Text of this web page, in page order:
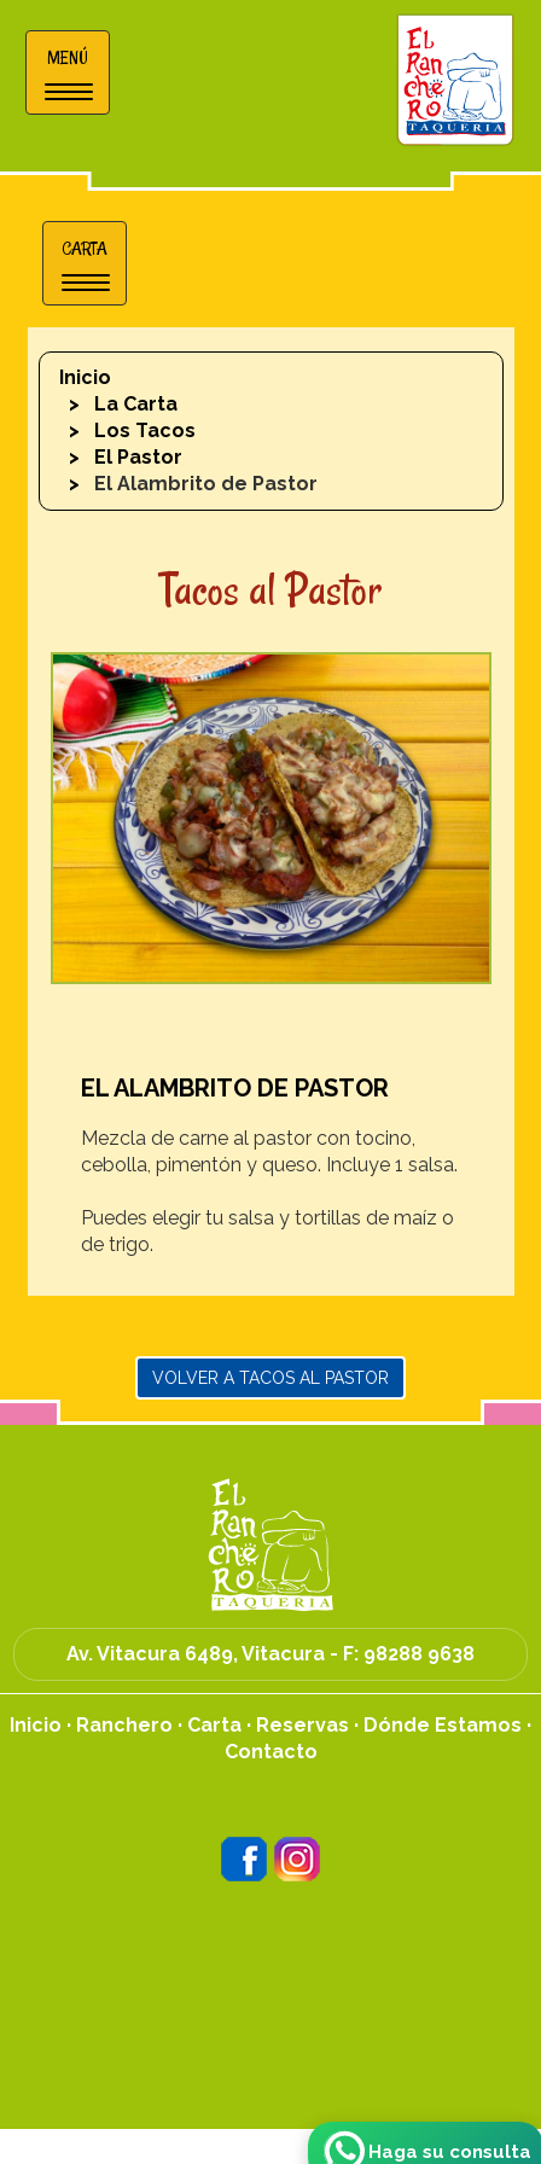
Toggle
navigation
MENÚ
Toggle
navigation
CARTA
Inicio
La Carta
Los Tacos
El Pastor
El Alambrito de Pastor
Tacos al Pastor
EL ALAMBRITO DE PASTOR
Mezcla de carne al pastor con tocino,
cebolla, pimentón y queso. Incluye 1 salsa.
Puedes elegir tu salsa y tortillas de maíz o
de trigo.
VOLVER A TACOS AL PASTOR
Haga su consulta
Av. Vitacura 6489, Vitacura - F: 98288 9638
Inicio · Ranchero · Carta · Reservas · Dónde Estamos ·
Contacto